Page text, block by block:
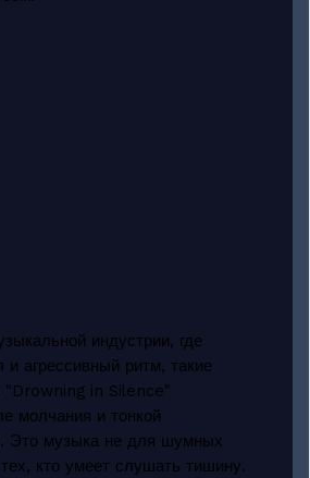
индустрии, где
и агрессивный ритм, такие
"Drowning in Silence"
молчания и тонкой
Это музыка не для шумных
кто умеет слушать тишину.